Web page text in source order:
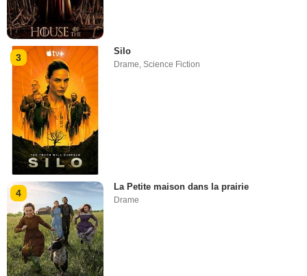
3
Silo
Drame ,Science Fiction
4
La Petite maison dans la prairie
Drame